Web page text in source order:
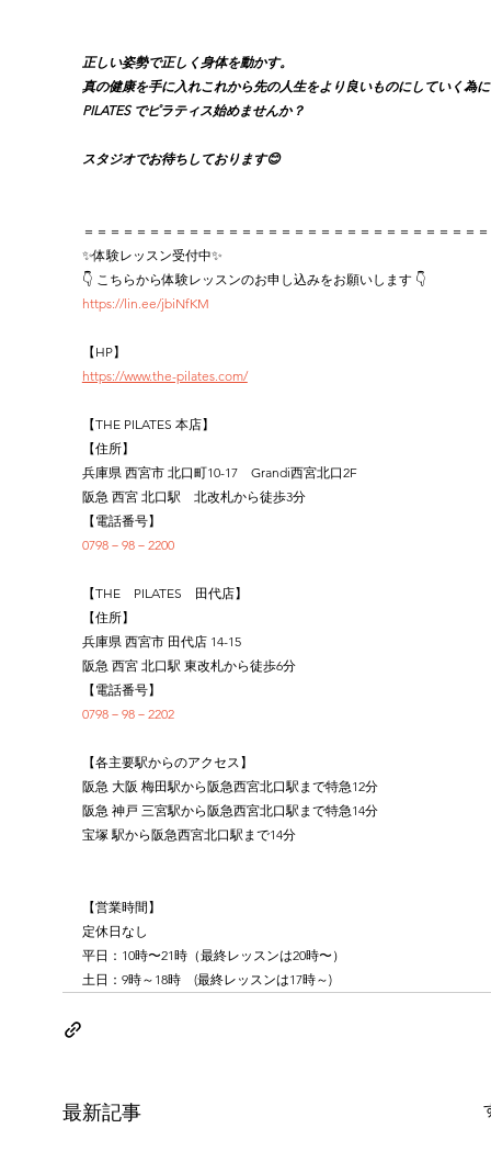
正しい姿勢で正しく身体を動かす。
真の健康を手に入れこれから先の人生をより良いものにしていく為
PILATES でピラティス始めませんか？
スタジオでお待ちしております😊
＝＝＝＝＝＝＝＝＝＝＝＝＝＝＝＝＝＝＝＝＝＝＝＝＝＝＝＝＝＝
✨体験レッスン受付中✨
👇 こちらから体験レッスンのお申し込みをお願いします 👇
https://lin.ee/jbiNfKM
【HP】
https://www.the-pilates.com/
【THE PILATES 本店】
【住所】
兵庫県 西宮市 北口町10-17　Grandi西宮北口2F
阪急 西宮 北口駅　北改札から徒歩3分
【電話番号】
0798－98－2200
【THE　PILATES　田代店】
【住所】
兵庫県 西宮市 田代店 14-15
阪急 西宮 北口駅 東改札から徒歩6分
【電話番号】
0798－98－2202
【各主要駅からのアクセス】
阪急 大阪 梅田駅から阪急西宮北口駅まで特急12分
阪急 神戸 三宮駅から阪急西宮北口駅まで特急14分
宝塚 駅から阪急西宮北口駅まで14分
【営業時間】
定休日なし
平日：10時〜21時（最終レッスンは20時〜）
土日：9時～18時　(最終レッスンは17時～)
最新記事